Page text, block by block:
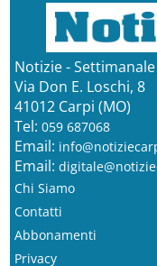
Notizie -
Via Don E. Loschi, 8
41012 Carpi (MO)
Tel: 059 687068
Email:
Email:
Chi Siamo
Contatti
Abbonamenti
Privacy